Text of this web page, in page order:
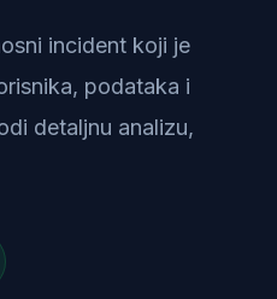
incident koji je
podataka i
detaljnu analizu,